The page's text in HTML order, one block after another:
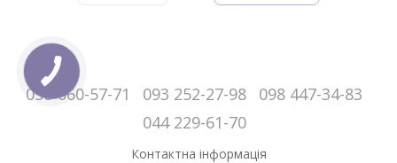
050-060-57-71 093 252-27-98
098 447-34-83
044 229-61-70
Контактна інформація